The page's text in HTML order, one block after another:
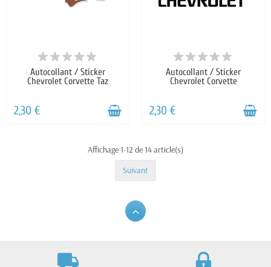
Autocollant / Sticker
Chevrolet Corvette Taz
2,30 €
Autocollant / Sticker
Chevrolet Corvette
2,30 €
Affichage 1-12 de 14 article(s)
Suivant